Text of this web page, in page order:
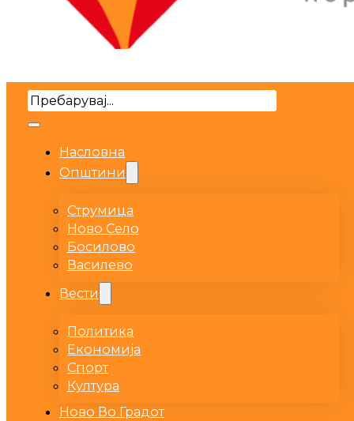
Search
Насловна
Општини
Струмица
Ново Село
Босилово
Василево
Вести
Политика
Економија
Спорт
Култура
Ново Во Градот